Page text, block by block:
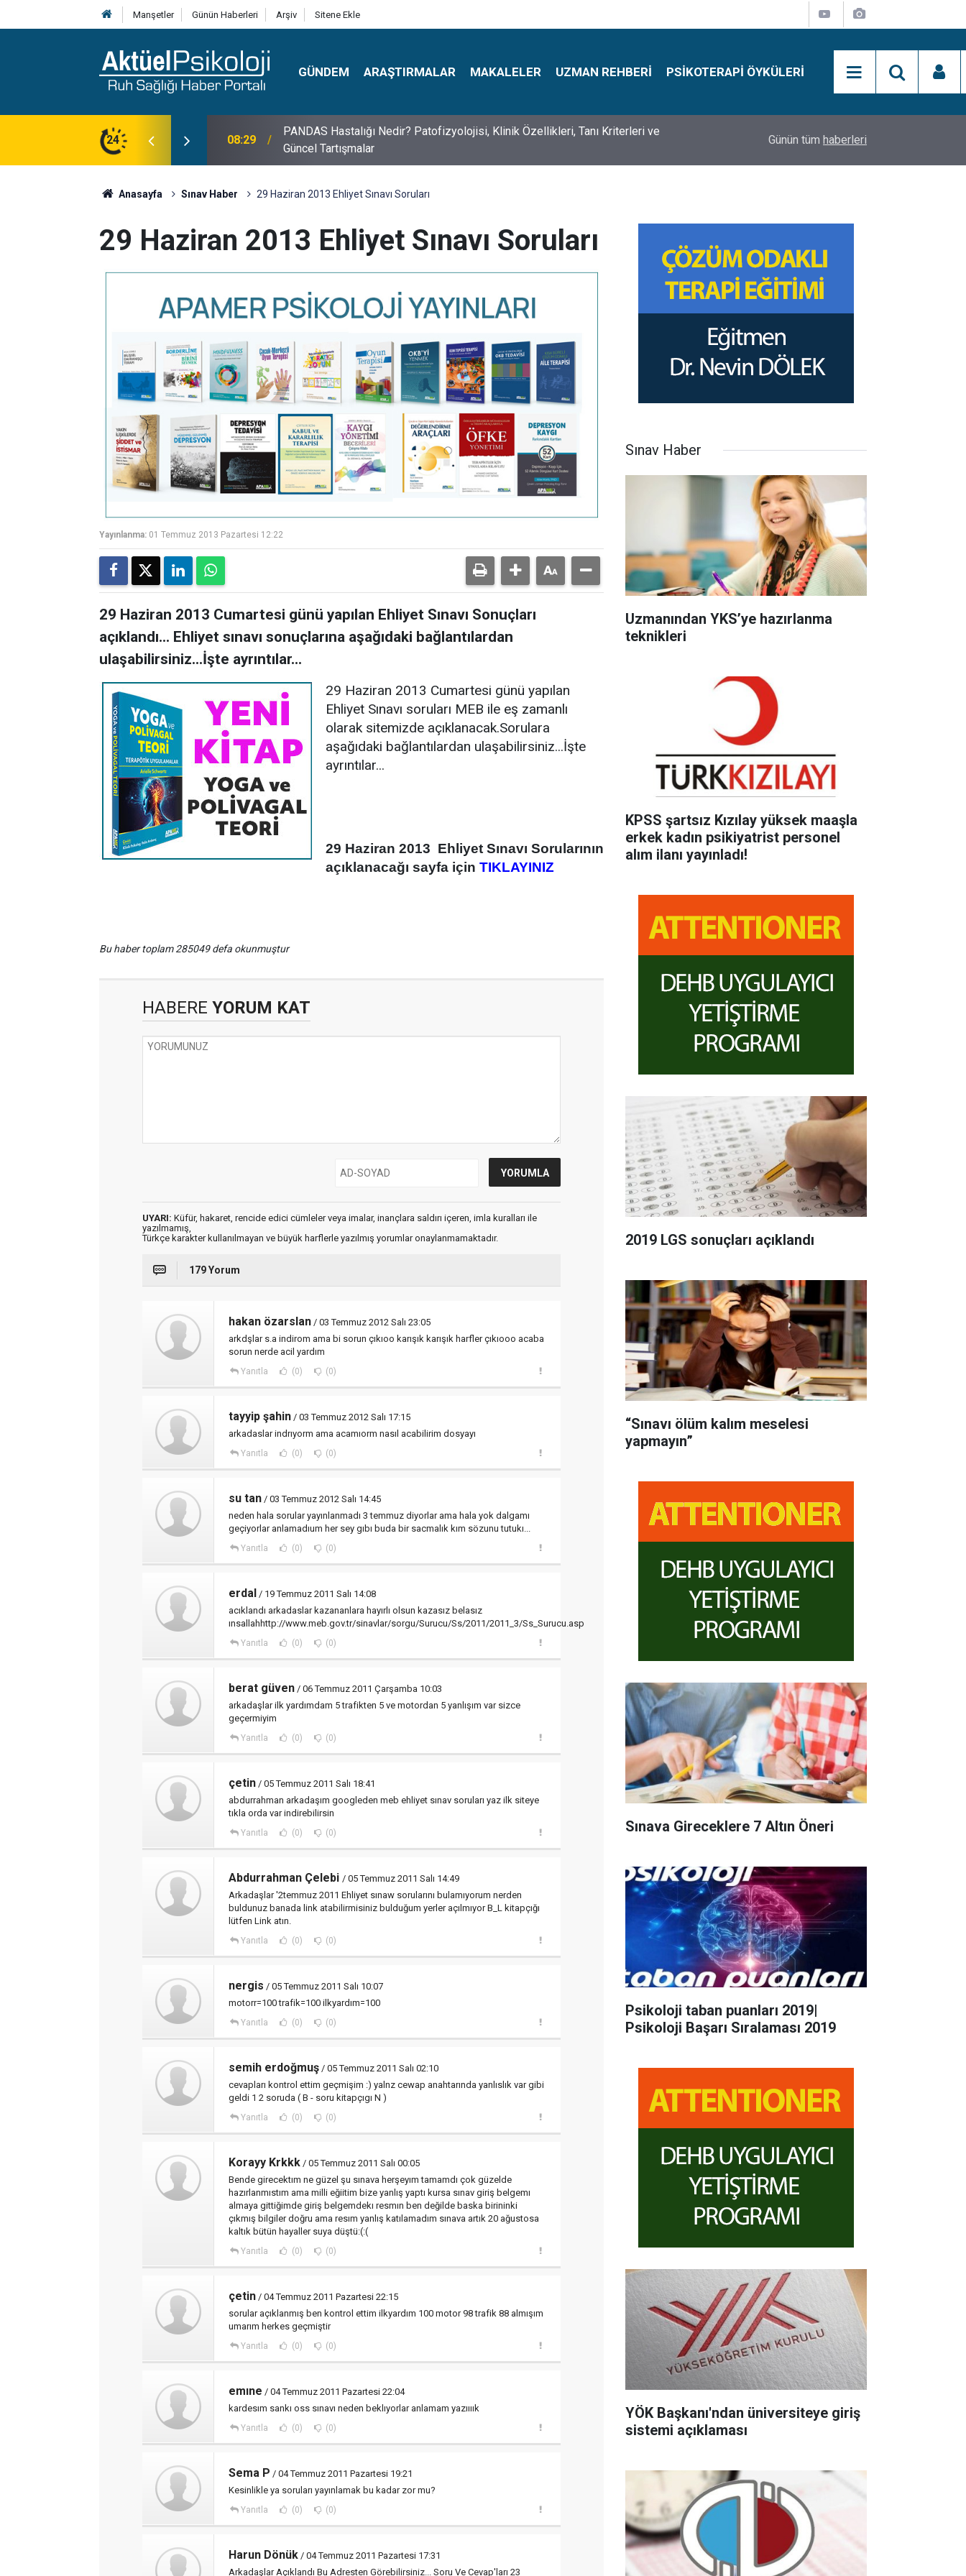
Manşetler Günün Haberleri Arşiv Sitene Ekle
GÜNDEM ARAŞTIRMALAR MAKALELER UZMAN REHBERI PSIKOTERAPI ÖYKÜLERI
24
Klinik Özellikleri, Tanı Kriterleri ve
10:30 10 Mayıs Psikologlar Günü Nasıl Ortaya Çıktı? 10 Mayıs Tarihinin Hikayesi Simon Says Dikkat Programı Nedir?
Günün tüm haberleri
Anasayfa Sınav Haber 29 Haziran 2013 Ehliyet Sınavı Soruları
29 Haziran 2013 Ehliyet Sınavı Soruları
Yayınlanma: 01 Temmuz 2013 Pazartesi 12:22
29 Haziran 2013 Cumartesi günü yapılan Ehliyet Sınavı Sonuçları
açıklandı... Ehliyet sınavı sonuçlarına aşağıdaki bağlantılardan
ulaşabilirsiniz...İşte ayrıntılar...
29 Haziran 2013 Cumartesi günü yapılan
Ehliyet Sınavı soruları MEB ile eş zamanlı
olarak sitemizde açıklanacak.Sorulara
aşağıdaki bağlantılardan ulaşabilirsiniz...İşte
ayrıntılar...
29 Haziran 2013 Ehliyet Sınavı Sorularının
açıklanacağı sayfa için TIKLAYINIZ
Bu haber toplam 285049 defa okunmuştur
HABERE YORUM KAT
UYARI: Küfür, hakaret, rencide edici cümleler veya imalar, inançlara saldırı içeren, imla kuralları ile
yazılmamış,
Türkçe karakter kullanılmayan ve büyük harflerle yazılmış yorumlar onaylanmamaktadır.
179 Yorum
hakan özarslan / 03 Temmuz 2012 Salı 23:05
arkdşlar s.a indirom ama bi sorun çıkıoo karışık karışık harfler çıkıooo acaba
sorun nerde acil yardım
Yanıtla (0) (0)
tayyip şahin / 03 Temmuz 2012 Salı 17:15
arkadaslar indrıyorm ama acamıorm nasıl acabilirim dosyayı
Yanıtla (0) (0)
su tan / 03 Temmuz 2012 Salı 14:45
neden hala sorular yayınlanmadı 3 temmuz diyorlar ama hala yok dalgamı
geçiyorlar anlamadıum her sey gıbı buda bir sacmalık kım sözunu tutukı...
Yanıtla (0) (0)
erdal / 19 Temmuz 2011 Salı 14:08
acıklandı arkadaslar kazananlara hayırlı olsun kazasız belasız
ınsallahhttp://www.meb.gov.tr/sinavlar/sorgu/Surucu/Ss/2011/2011_3/Ss_Surucu.asp
Yanıtla (0) (0)
berat güven / 06 Temmuz 2011 Çarşamba 10:03
arkadaşlar ilk yardımdam 5 trafikten 5 ve motordan 5 yanlışım var sizce
geçermiyim
Yanıtla (0) (0)
çetin / 05 Temmuz 2011 Salı 18:41
abdurrahman arkadaşım googleden meb ehliyet sınav soruları yaz ilk siteye
tıkla orda var indirebilirsin
Yanıtla (0) (0)
Abdurrahman Çelebi / 05 Temmuz 2011 Salı 14:49
Arkadaşlar '2temmuz 2011 Ehliyet sınaw sorularını bulamıyorum nerden
buldunuz banada link atabilirmisiniz bulduğum yerler açılmıyor B_L kitapçığı
lütfen Link atın.
Yanıtla (0) (0)
nergis / 05 Temmuz 2011 Salı 10:07
motorr=100 trafik=100 ilkyardım=100
Yanıtla (0) (0)
semih erdoğmuş / 05 Temmuz 2011 Salı 02:10
cevapları kontrol ettim geçmişim :) yalnz cewap anahtarında yanlıslık var gibi
geldi 1 2 soruda ( B - soru kitapçıgı N )
Yanıtla (0) (0)
Korayy Krkkk / 05 Temmuz 2011 Salı 00:05
Bende girecektım ne güzel şu sınava herşeyım tamamdı çok güzelde
hazırlanmıstım ama milli eğiitim bize yanlış yaptı kursa sınav giriş belgemı
almaya gittiğimde giriş belgemdekı resmın ben değilde baska birininki
çıkmış bilgiler doğru ama resım yanlış katılamadım sınava artık 20 ağustosa
kaltık bütün hayaller suya düştü:(:(
Yanıtla (0) (0)
çetin / 04 Temmuz 2011 Pazartesi 22:15
sorular açıklanmış ben kontrol ettim ilkyardım 100 motor 98 trafik 88 almışım
umarım herkes geçmiştir
Yanıtla (0) (0)
emıne / 04 Temmuz 2011 Pazartesi 22:04
kardesım sankı oss sınavı neden beklıyorlar anlamam yazıııık
Yanıtla (0) (0)
Sema P / 04 Temmuz 2011 Pazartesi 19:21
Kesinlikle ya soruları yayınlamak bu kadar zor mu?
Yanıtla (0) (0)
Harun Dönük / 04 Temmuz 2011 Pazartesi 17:31
Arkadaşlar Açıklandı Bu Adresten Görebilirsiniz... Soru Ve Cevap'ları 23
Sınav Haber
Uzmanından YKS’ye hazırlanma
teknikleri
KPSS şartsız Kızılay yüksek maaşla
erkek kadın psikiyatrist personel
alım ilanı yayınladı!
2019 LGS sonuçları açıklandı
“Sınavı ölüm kalım meselesi
yapmayın”
Sınava Gireceklere 7 Altın Öneri
Psikoloji taban puanları 2019|
Psikoloji Başarı Sıralaması 2019
YÖK Başkanı'ndan üniversiteye giriş
sistemi açıklaması